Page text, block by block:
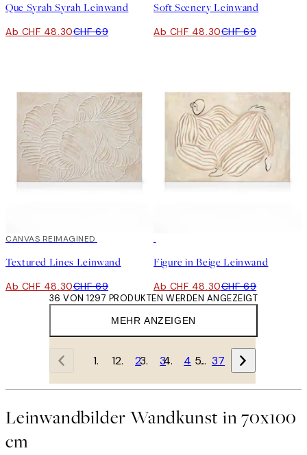
Que Syrah Syrah Leinwand
Ab CHF 48.30CHF 69
Soft Scenery Leinwand
Ab CHF 48.30CHF 69
30%*
CANVAS REIMAGINED
Textured Lines Leinwand
Ab CHF 48.30CHF 69
Figure in Beige Leinwand
Ab CHF 48.30CHF 69
MEHR ANZEIGEN
36 VON 1297 PRODUKTEN WERDEN ANGEZEIGT
1 2 3 4 … 37
Leinwandbilder Wandkunst in 70x100
cm